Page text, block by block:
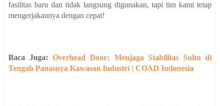
fasilitas baru dan tidak langsung digunakan, tapi tim kami tetap
mengerjakannya dengan cepat!
Baca Juga:Overhead Door: Menjaga Stabilitas Suhu di
Tengah Panasnya Kawasan Industri | COAD Indonesia